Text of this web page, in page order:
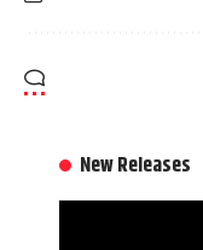
New Releases